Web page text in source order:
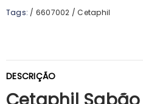
Tags: / 6607002 / Cetaphil
DESCRIÇÃO